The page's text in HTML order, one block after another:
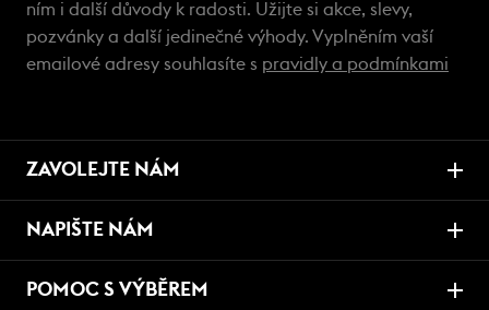
ním i další důvody k radosti. Užijte si akce, slevy,
pozvánky a další jedinečné výhody. Vyplněním vaší
emailové adresy souhlasíte s pravidly a podmínkami
ZAVOLEJTE NÁM
NAPIŠTE NÁM
POMOC S VÝBĚREM